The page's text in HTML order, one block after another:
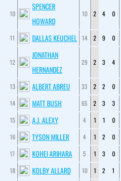
10
SPENCER
HOWARD
10 2 4 0
11 DALLAS KEUCHEL 14 2 9 0
12
JONATHAN
HERNANDEZ
29 2 3 4
13 ALBERT ABREU 33 2 2 0
14
MATT BUSH 65 2 3 3
15
A.J. ALEXY 4 1 1 0
16
TYSON MILLER 4 1 2 0
17
KOHEI ARIHARA 5 1 3 0
18
KOLBY ALLARD 10 1 2 1